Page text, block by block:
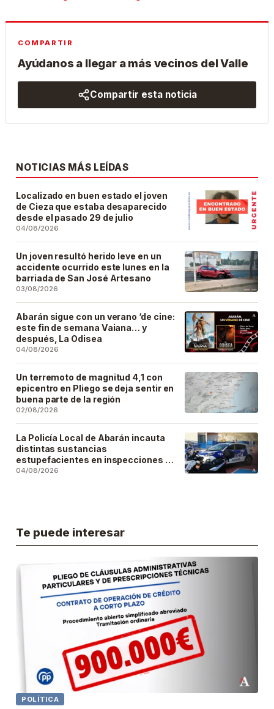
COMPARTIR
Ayúdanos a llegar a más vecinos del Valle
Compartir esta noticia
NOTICIAS MÁS LEÍDAS
Localizado en buen estado el joven
de Cieza que estaba desaparecido
desde el pasado 29 de julio
04/08/2026
Un joven resultó herido leve en un
accidente ocurrido este lunes en la
barriada de San José Artesano
03/08/2026
Abarán sigue con un verano ‘de cine:
este fin de semana Vaiana… y
después, La Odisea
04/08/2026
Un terremoto de magnitud 4,1 con
epicentro en Pliego se deja sentir en
buena parte de la región
02/08/2026
La Policía Local de Abarán incauta
distintas sustancias
estupefacientes en inspecciones a
locales públicos del municipio
04/08/2026
Te puede interesar
POLÍTICA